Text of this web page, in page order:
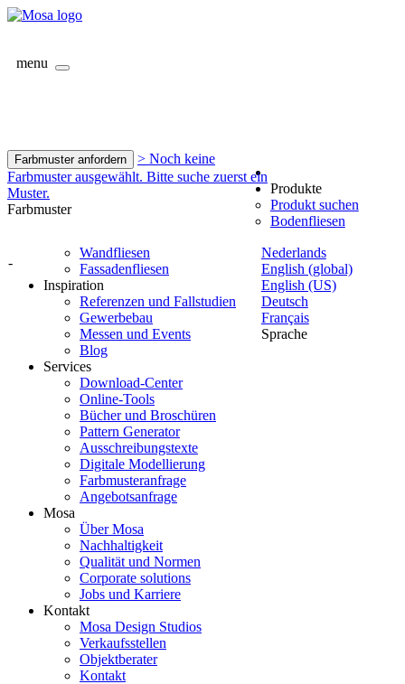
menu
Farbmuster anfordern
> Noch keine
Farbmuster ausgewählt. Bitte suche zuerst ein
Muster.
Farbmuster
-
Nederlands
English (global)
English (US)
Deutsch
Français
Sprache
Produkte
Produkt suchen
Bodenfliesen
Wandfliesen
Fassadenfliesen
Inspiration
Referenzen und Fallstudien
Gewerbebau
Messen und Events
Blog
Services
Download-Center
Online-Tools
Bücher und Broschüren
Pattern Generator
Ausschreibungstexte
Digitale Modellierung
Farbmusteranfrage
Angebotsanfrage
Mosa
Über Mosa
Nachhaltigkeit
Qualität und Normen
Corporate solutions
Jobs und Karriere
Kontakt
Mosa Design Studios
Verkaufsstellen
Objektberater
Kontakt